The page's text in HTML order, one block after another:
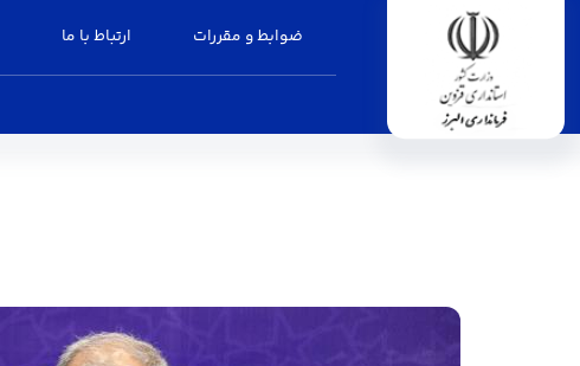
ضوابط و مقررات ارتباط با ما